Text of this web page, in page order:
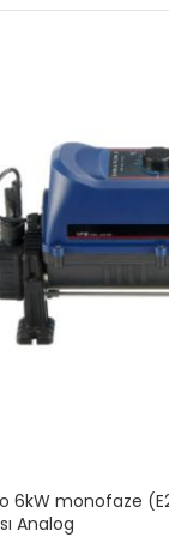
24kW trifaze (E2-
Analog